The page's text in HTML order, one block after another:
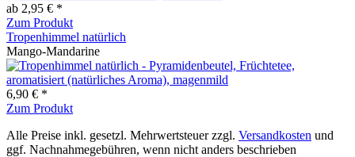
ab 2,95 € *
Zum Produkt
Tropenhimmel natürlich
Mango-Mandarine
6,90 € *
Zum Produkt
Alle Preise inkl. gesetzl. Mehrwertsteuer zzgl. Versandkosten und
ggf. Nachnahmegebühren, wenn nicht anders beschrieben